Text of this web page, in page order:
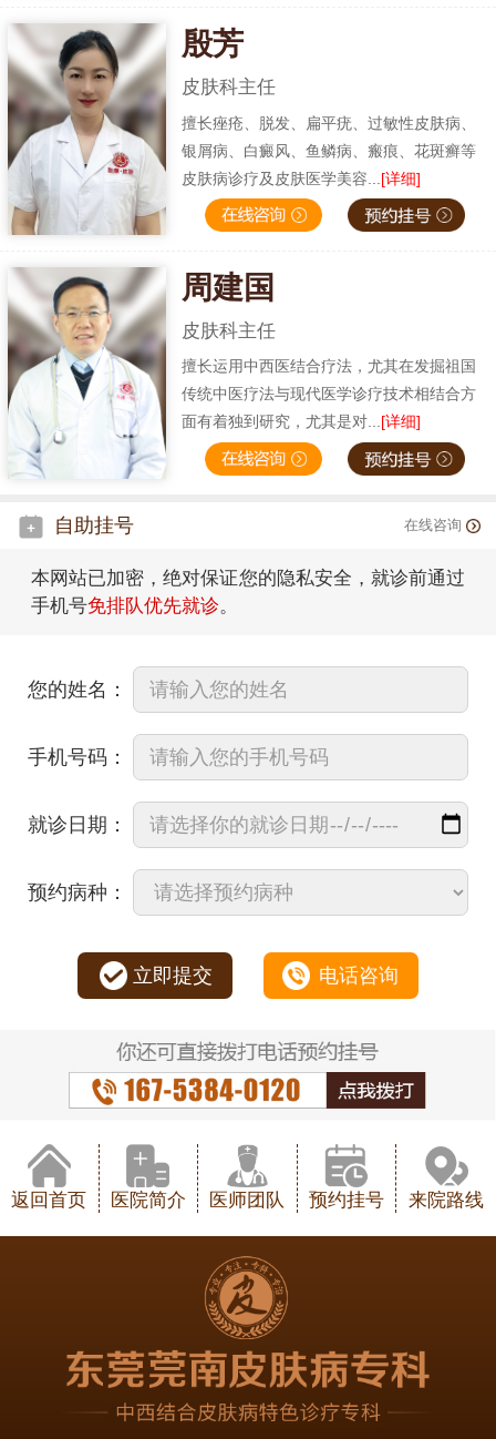
殷芳
皮肤科主任
擅长痤疮、脱发、扁平疣、过敏性皮肤病、
银屑病、白癜风、鱼鳞病、瘢痕、花斑癣等
皮肤病诊疗及皮肤医学美容... [详细]
周建国
皮肤科主任
擅长运用中西医结合疗法，尤其在发掘祖国
传统中医疗法与现代医学诊疗技术相结合方
面有着独到研究，尤其是对...[详细]
自助挂号 在线咨询
本网站已加密，绝对保证您的隐私安全，就诊前通过
手机号免排队优先就诊。
您的姓名：
手机号码：
就诊日期：
预约病种：
立即提交 电话咨询
返回首页 医院简介 医师团队 预约挂号 来院路线